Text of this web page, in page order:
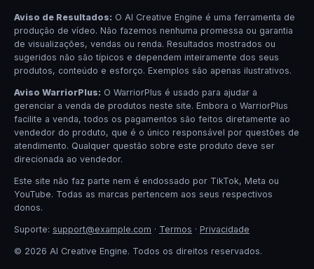
Aviso de Resultados: O AI Creative Engine é uma ferramenta de
produção de vídeo. Não fazemos nenhuma promessa ou garantia
de visualizações, vendas ou renda. Resultados mostrados ou
sugeridos não são típicos e dependem inteiramente dos seus
produtos, conteúdo e esforço. Exemplos são apenas ilustrativos.
Aviso WarriorPlus: O WarriorPlus é usado para ajudar a
gerenciar a venda de produtos neste site. Embora o WarriorPlus
facilite a venda, todos os pagamentos são feitos diretamente ao
vendedor do produto, que é o único responsável por questões de
atendimento. Qualquer questão sobre este produto deve ser
direcionada ao vendedor.
Este site não faz parte nem é endossado por TikTok, Meta ou
YouTube. Todas as marcas pertencem aos seus respectivos
donos.
Suporte: support@example.com · Termos · Privacidade
© 2026 AI Creative Engine. Todos os direitos reservados.